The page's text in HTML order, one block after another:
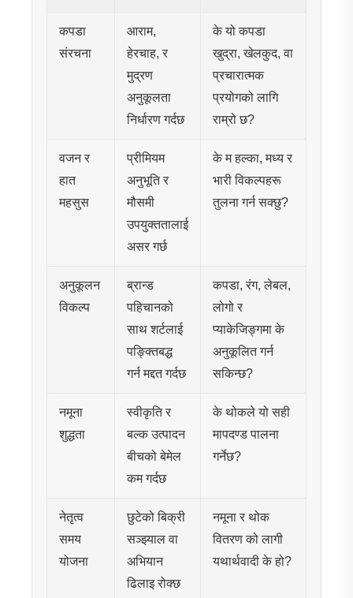
कपडा
संरचना
आराम,
हेरचाह, र
मुद्रण
अनुकूलता
निर्धारण गर्दछ
के यो कपडा
खुद्रा, खेलकुद, वा
प्रचारात्मक
प्रयोगको लागि
राम्रो छ?
वजन र
हात
महसुस
प्रीमियम
अनुभूति र
मौसमी
उपयुक्ततालाई
असर गर्छ
के म हल्का, मध्य र
भारी विकल्पहरू
तुलना गर्न सक्छु?
अनुकूलन
विकल्प
ब्रान्ड
पहिचानको
साथ शर्टलाई
पङ्क्तिबद्ध
गर्न मद्दत गर्दछ
कपडा, रंग, लेबल,
लोगो र
प्याकेजिङ्गमा के
अनुकूलित गर्न
सकिन्छ?
नमूना
शुद्धता
स्वीकृति र
बल्क उत्पादन
बीचको बेमेल
कम गर्दछ
के थोकले यो सही
मापदण्ड पालना
गर्नेछ?
नेतृत्व
समय
योजना
छुटेको बिक्री
सञ्झ्याल वा
अभियान
ढिलाइ रोक्छ
नमूना र थोक
वितरण को लागी
यथार्थवादी के हो?